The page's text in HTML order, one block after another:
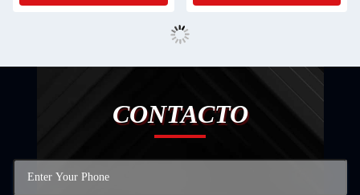
acero inoxidable
CONTACTO